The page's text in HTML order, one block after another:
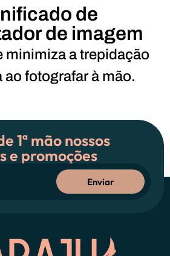
de
de imagem
minimiza a trepidação
ao fotografar à mão.
1ª mão nossos
e promoções
Enviar